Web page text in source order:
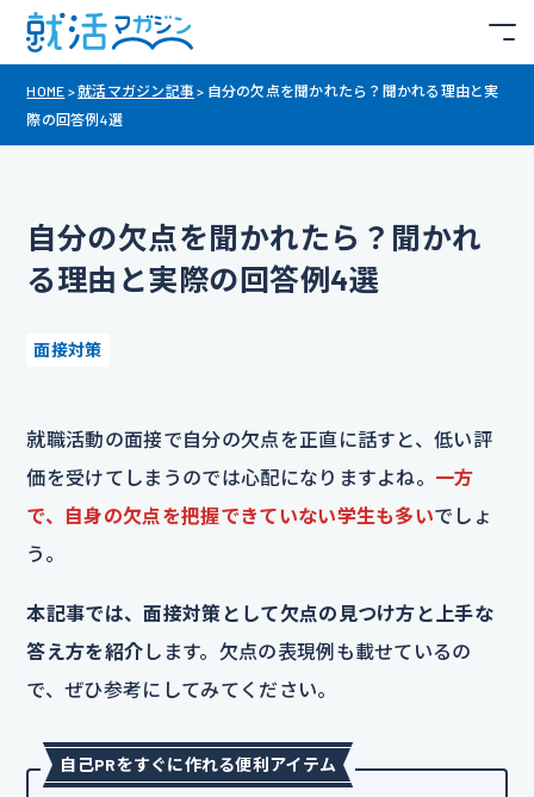
HOME >就活マガジン記事 > 自分の欠点を聞かれたら？聞かれる理由と実
際の回答例4選
自分の欠点を聞かれたら？聞かれ
る理由と実際の回答例4選
面接対策
就職活動の面接で自分の欠点を正直に話すと、低い評
価を受けてしまうのでは心配になりますよね。 一方
で、自身の欠点を把握できていない学生も多いでしょ
う。
本記事では、面接対策として欠点の見つけ方と上手な
答え方を紹介 します。欠点の表現例も載せているの
で、ぜひ参考にしてみてください。
自己PRをすぐに作れる便利アイテム